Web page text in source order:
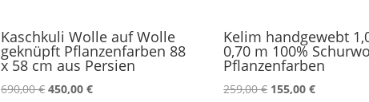
Kaschkuli Wolle auf Wolle
geknüpft Pflanzenfarben 88
x 58 cm aus Persien
690,00€Ursprünglicher
450,00€Aktueller
Kelim handgewebt
0,70 m 100%
Pflanzenfarben
259,00€ Ursprünglicher
155,00€Aktueller